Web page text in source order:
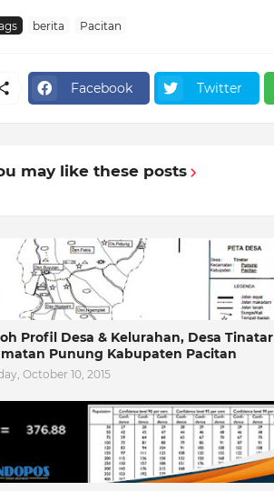
berita Pacitan
Facebook Twitter
may like these posts
Profil Desa & Kelurahan, Desa Tinatar
Punung Kabupaten Pacitan
October 10, 2015